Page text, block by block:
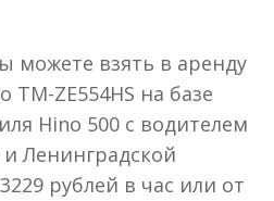
можете взять в аренду
TM-ZE554HS на базе
Hino 500 с водителем
Ленинградской
рублей в час или от